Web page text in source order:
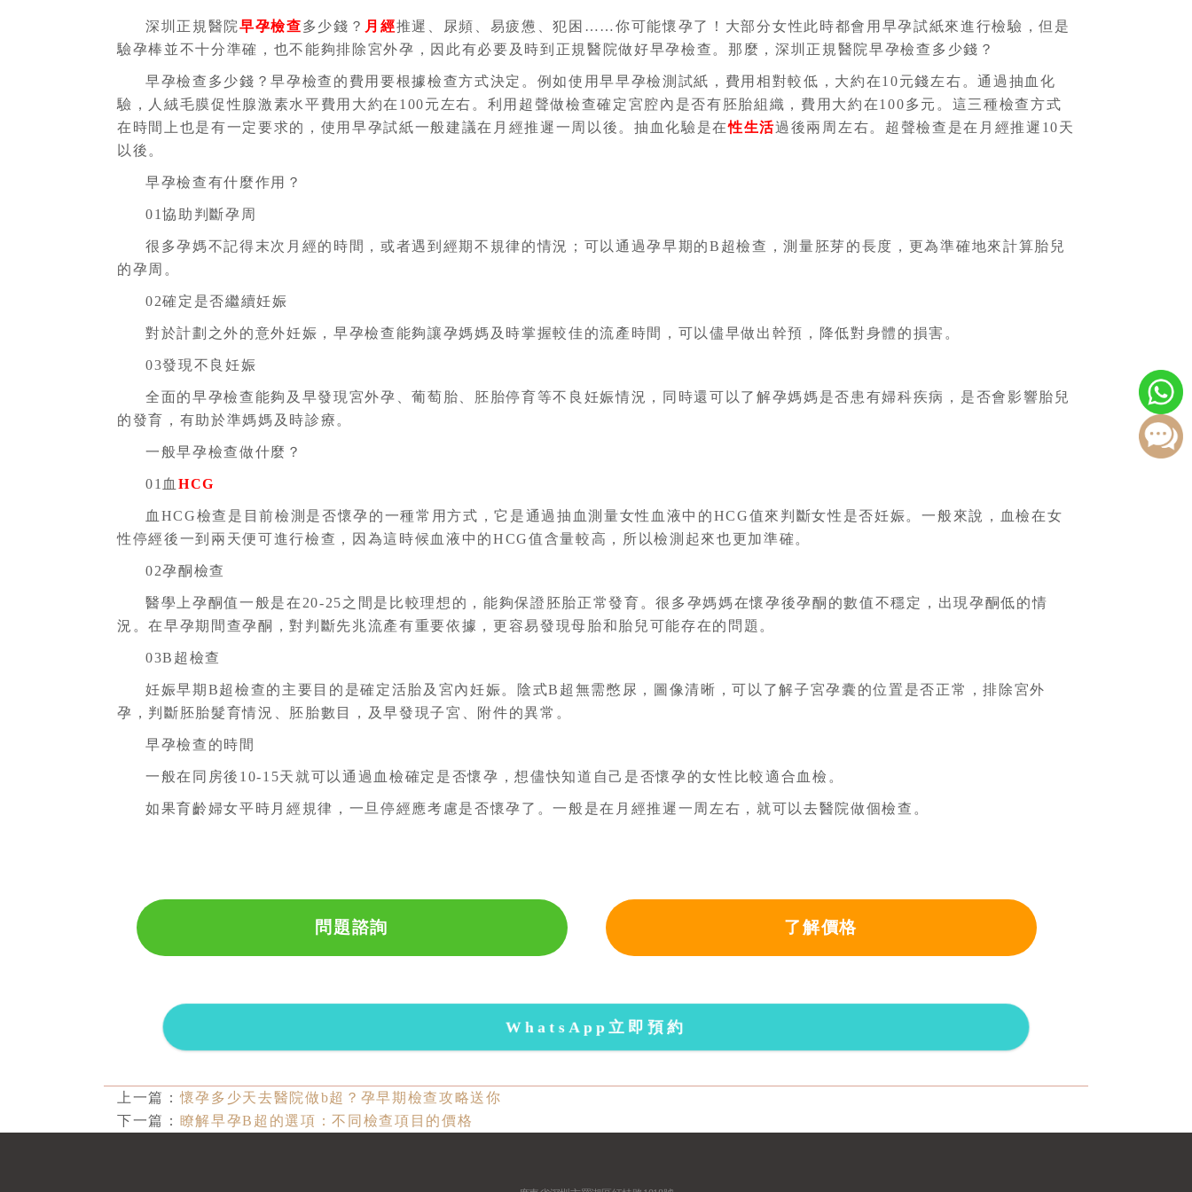
深圳正規醫院早孕檢查多少錢？ 月經推遲、尿頻、易疲憊、犯困……你可能懷孕了！大部分女性此時都會用早孕試紙來進行檢驗，但是
驗孕棒並不十分準確，也不能夠排除宮外孕，因此有必要及時到正規醫院做好早孕檢查。那麼，深圳正規醫院早孕檢查多少錢？
早孕檢查多少錢？早孕檢查的費用要根據檢查方式決定。例如使用早早孕檢測試紙，費用相對較低，大約在10元錢左右。通過抽血化
驗，人絨毛膜促性腺激素水平費用大約在100元左右。利用超聲做檢查確定宮腔內是否有胚胎組織，費用大約在100多元。這三種檢查方式
在時間上也是有一定要求的，使用早孕試紙一般建議在月經推遲一周以後。抽血化驗是在性生活過後兩周左右。超聲檢查是在月經推遲10天
以後。
早孕檢查有什麼作用？
01協助判斷孕周
很多孕媽不記得末次月經的時間，或者遇到經期不規律的情況；可以通過孕早期的B超檢查，測量胚芽的長度，更為準確地來計算胎兒
的孕周。
02確定是否繼續妊娠
對於計劃之外的意外妊娠，早孕檢查能夠讓孕媽媽及時掌握較佳的流產時間，可以儘早做出幹預，降低對身體的損害。
03發現不良妊娠
全面的早孕檢查能夠及早發現宮外孕、葡萄胎、胚胎停育等不良妊娠情況，同時還可以了解孕媽媽是否患有婦科疾病，是否會影響胎兒
的發育，有助於準媽媽及時診療。
一般早孕檢查做什麼？
01血HCG
血HCG檢查是目前檢測是否懷孕的一種常用方式，它是通過抽血測量女性血液中的HCG值來判斷女性是否妊娠。一般來說，血檢在女
性停經後一到兩天便可進行檢查，因為這時候血液中的HCG值含量較高，所以檢測起來也更加準確。
02孕酮檢查
醫學上孕酮值一般是在20-25之間是比較理想的，能夠保證胚胎正常發育。很多孕媽媽在懷孕後孕酮的數值不穩定，出現孕酮低的情
況。在早孕期間查孕酮，對判斷先兆流產有重要依據，更容易發現母胎和胎兒可能存在的問題。
03B超檢查
妊娠早期B超檢查的主要目的是確定活胎及宮內妊娠。陰式B超無需憋尿，圖像清晰，可以了解子宮孕囊的位置是否正常，排除宮外
孕，判斷胚胎髮育情況、胚胎數目，及早發現子宮、附件的異常。
早孕檢查的時間
一般在同房後10-15天就可以通過血檢確定是否懷孕，想儘快知道自己是否懷孕的女性比較適合血檢。
如果育齡婦女平時月經規律，一旦停經應考慮是否懷孕了。一般是在月經推遲一周左右，就可以去醫院做個檢查。
問題諮詢 了解價格
WhatsApp立即預約
上一篇：懷孕多少天去醫院做b超？孕早期檢查攻略送你
下一篇： 瞭解早孕B超的選項：不同檢查項目的價格